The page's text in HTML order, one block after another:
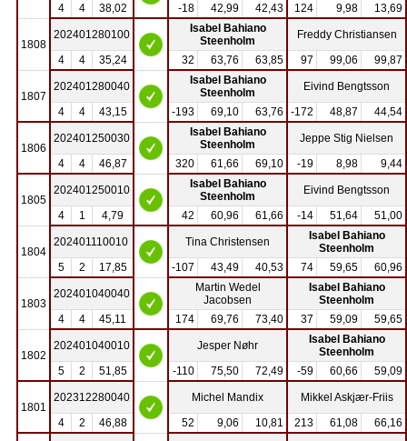
4
4 38,02 -18 42,99 42,43 124 9,98 13,69
1808
202401280100
Isabel Bahiano
Steenholm
Freddy Christiansen
4
4 35,24 32 63,76 63,85 97 99,06 99,87
1807
202401280040
Isabel Bahiano
Steenholm
Eivind Bengtsson
4
4 43,15 -193 69,10 63,76 -172 48,87 44,54
1806
202401250030
Isabel Bahiano
Steenholm
Jeppe Stig Nielsen
4
4 46,87 320 61,66 69,10 -19 8,98 9,44
1805
202401250010
Isabel Bahiano
Steenholm
Eivind Bengtsson
4
1 4,79 42 60,96 61,66 -14 51,64 51,00
1804
202401110010 Tina Christensen
Isabel Bahiano
Steenholm
5
2 17,85 -107 43,49 40,53 74 59,65 60,96
1803
202401040040
Martin Wedel
Jacobsen
Isabel Bahiano
Steenholm
4
4 45,11 174 69,76 73,40 37 59,09 59,65
1802
202401040010 Jesper Nøhr
Isabel Bahiano
Steenholm
5
2 51,85 -110 75,50 72,49 -59 60,66 59,09
1801
202312280040 Michel Mandix
Mikkel Askjær-Friis
4
2 46,88 52 9,06 10,81 213 61,08 66,16